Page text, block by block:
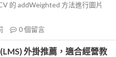
的 addWeighted 方法進行圖片
0個留言
外掛推薦，適合經營教